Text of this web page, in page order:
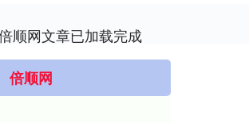
顺网文章已加载完成
倍顺网